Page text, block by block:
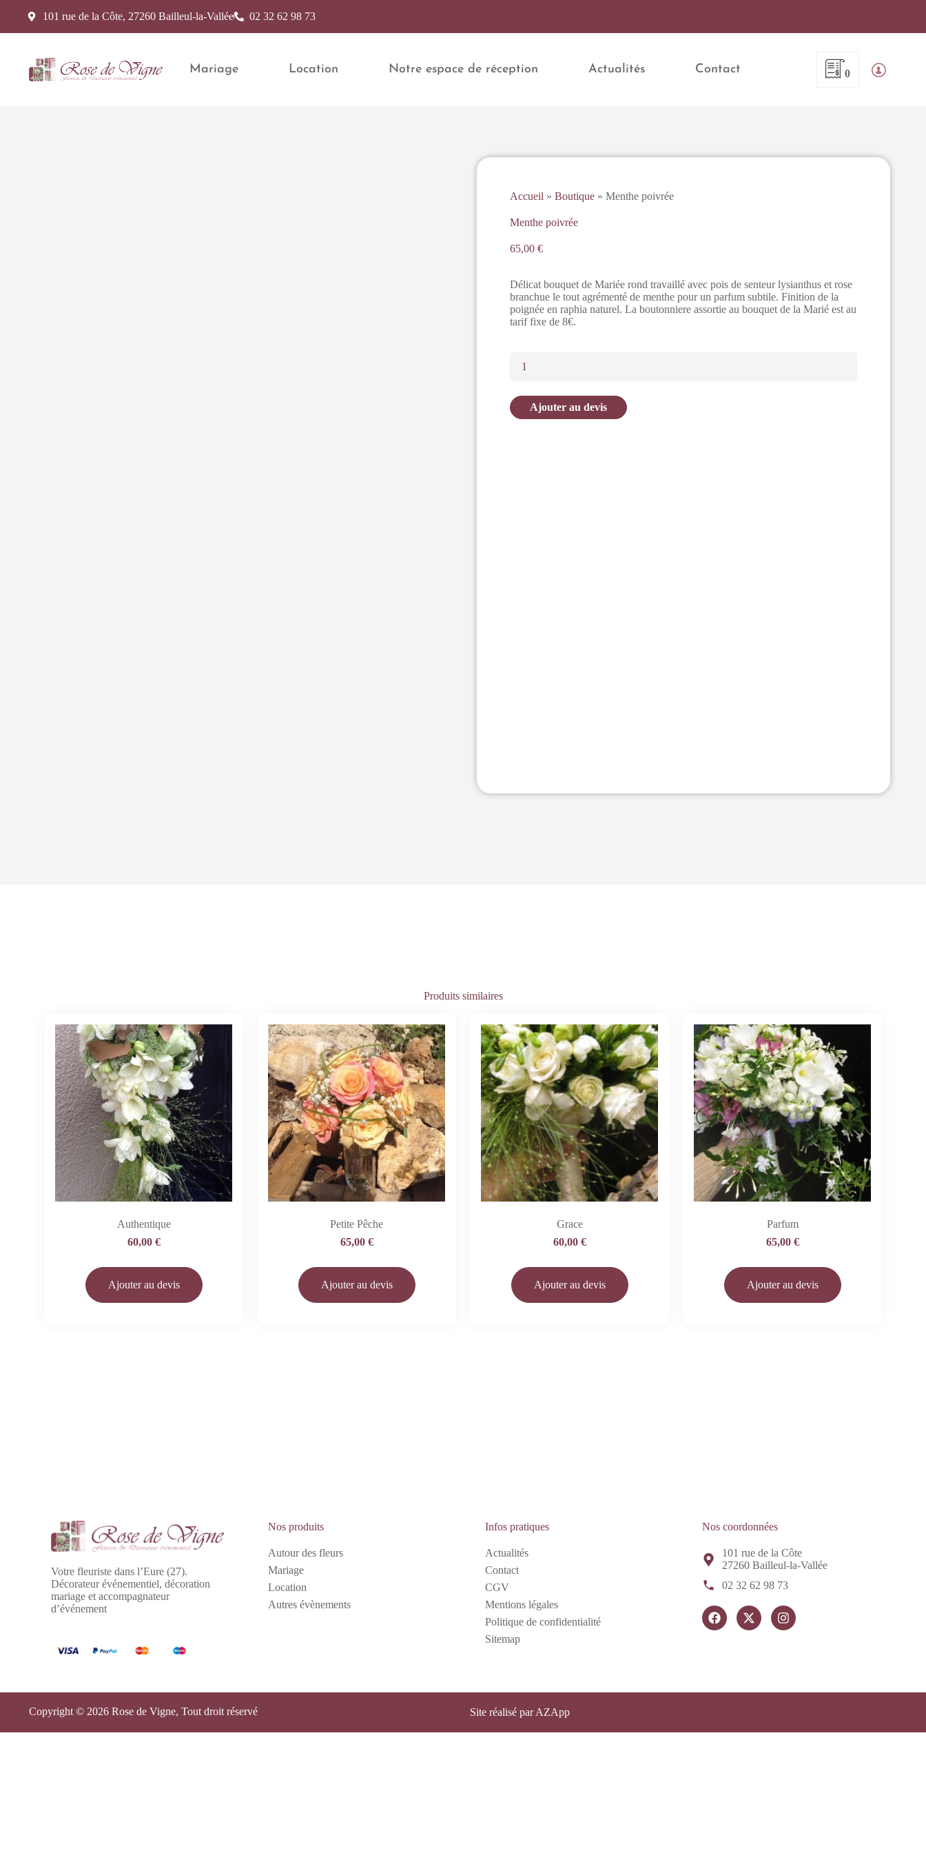
101 rue de la Côte, 27260 Bailleul-la-Vallée 02 32 62 98 73
Mariage Location Notre espace de réception Actualités Contact 0
Accueil » Boutique » Menthe poivrée
Menthe poivrée
65,00 €
Délicat bouquet de Mariée rond travaillé avec pois de senteur lysianthus et rose
branchue le tout agrémenté de menthe pour un parfum subtile. Finition de la
poignée en raphia naturel. La boutonniere assortie au bouquet de la Marié est au
tarif fixe de 8€.
Ajouter au devis
Produits similaires
Authentique
60,00 €
Ajouter au devis
Petite Pêche
65,00 €
Ajouter au devis
Grace
60,00 €
Ajouter au devis
Parfum
65,00 €
Ajouter au devis
Votre fleuriste dans l’Eure (27).
Décorateur événementiel, décoration
mariage et accompagnateur
d’événement
Nos produits
Autour des fleurs
Mariage
Location
Autres évènements
Infos pratiques
Actualités
Contact
CGV
Mentions légales
Politique de confidentialité
Sitemap
Nos coordonnées
101 rue de la Côte
27260 Bailleul-la-Vallée
02 32 62 98 73
Copyright © 2026 Rose de Vigne, Tout droit réservé Site réalisé par AZApp